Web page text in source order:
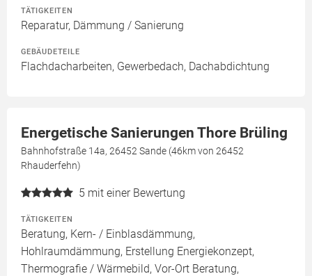
TÄTIGKEITEN
Reparatur, Dämmung / Sanierung
GEBÄUDETEILE
Flachdacharbeiten, Gewerbedach, Dachabdichtung
Energetische Sanierungen Thore Brüling
Bahnhofstraße 14a, 26452 Sande (46km von 26452
Rhauderfehn)
5 mit einer Bewertung
TÄTIGKEITEN
Beratung, Kern- / Einblasdämmung,
Hohlraumdämmung, Erstellung Energiekonzept,
Thermografie / Wärmebild, Vor-Ort Beratung,